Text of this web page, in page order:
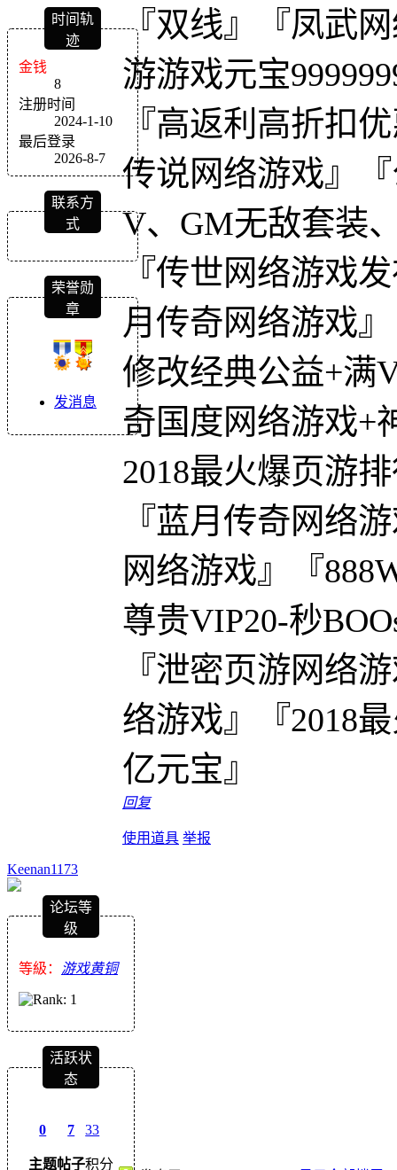
时间轨
迹
金钱
8
注册时间
2024-1-10
最后登录
2026-8-7
联系方
式
荣誉勋
章
发消息
『双线』『凤武
游游戏元宝
『高返利高折扣
传说网络游戏』
V、GM无敌套装
『传世网络游戏
月传奇网络游戏
修改经典公益+满
奇国度网络游戏+
2018最火爆页游
『蓝月传奇网络
网络游戏』『
尊贵VIP20-秒
『泄密页游网络
络游戏』『2018
亿元宝』
回复
使用道具 举报
Keenan1173
论坛等
级
等級： 游戏黄铜
活跃状
态
0
主题
7
帖子
33
积分